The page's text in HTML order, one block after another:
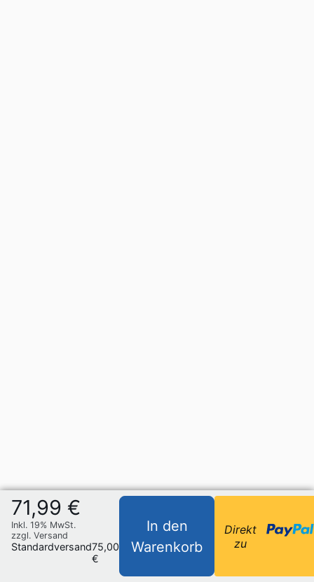
71,99 €
Inkl. 19% MwSt.
zzgl. Versand
Standardversand75,00
€
In den
Warenkorb
Direkt
zu